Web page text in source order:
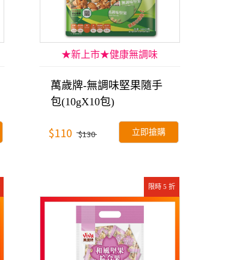
★新上市★健康無調味
萬歲牌-無調味堅果隨手
包(10gX10包)
$110 $130 立即搶購
限時 5 折